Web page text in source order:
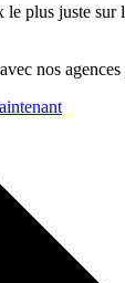
le plus juste sur
avec nos